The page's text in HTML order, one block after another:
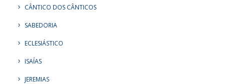
CÂNTICO DOS CÂNTICOS
SABEDORIA
ECLESIÁSTICO
ISAÍAS
JEREMIAS